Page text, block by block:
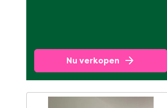
Nu verkopen